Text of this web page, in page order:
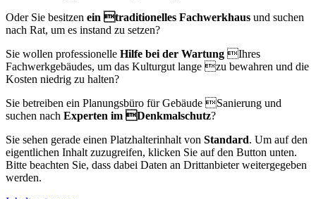
Oder Sie besitzen ein traditionelles Fachwerkhaus und suchen
nach Rat, um es instand zu setzen?
Sie wollen professionelle Hilfe bei der Wartung Ihres
Fachwerkgebäudes, um das Kulturgut lange zu bewahren und die
Kosten niedrig zu halten?
Sie betreiben ein Planungsbüro für Gebäude Sanierung und
suchen nach Experten im Denkmalschutz?
Sie sehen gerade einen Platzhalterinhalt von Standard. Um auf den
eigentlichen Inhalt zuzugreifen, klicken Sie auf den Button unten.
Bitte beachten Sie, dass dabei Daten an Drittanbieter weitergegeben
werden.